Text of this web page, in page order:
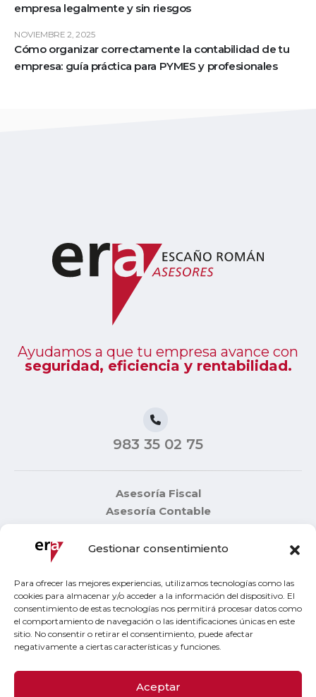
Gestionar consentimiento
Para ofrecer las mejores experiencias, utilizamos tecnologías como las
cookies para almacenar y/o acceder a la información del dispositivo. El
consentimiento de estas tecnologías nos permitirá procesar datos como
el comportamiento de navegación o las identificaciones únicas en este
sitio. No consentir o retirar el consentimiento, puede afectar
negativamente a ciertas características y funciones.
Aceptar
empresa legalmente y sin riesgos
Cómo organizar correctamente la contabilidad de tu
empresa: guía práctica para PYMES y profesionales
NOVIEMBRE 2, 2025
Ayudamos a que tu empresa avance con
seguridad, eficiencia y rentabilidad.
983 35 02 75
Asesoría Fiscal
Asesoría Contable
Consultoría empresarial
¿Quienes somos?
Aviso legal
Política de privacidad
Política de cookies